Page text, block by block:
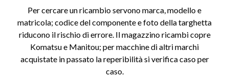
Per cercare un ricambio servono marca, modello e
matricola; codice del componente e foto della targhetta
riducono il rischio di errore. Il magazzino ricambi copre
Komatsu e Manitou; per macchine di altri marchi
acquistate in passato la reperibilità si verifica caso per
caso.